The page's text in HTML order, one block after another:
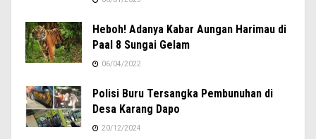
Heboh! Adanya Kabar Aungan Harimau di
Paal 8 Sungai Gelam
06/04/2022
Polisi Buru Tersangka Pembunuhan di
Desa Karang Dapo
20/12/2024